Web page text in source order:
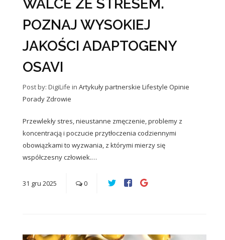
WALCE ZE STRESEM.
POZNAJ WYSOKIEJ
JAKOŚCI ADAPTOGENY
OSAVI
Post by: DigiLife in Artykuły partnerskie Lifestyle Opinie
Porady Zdrowie
Przewlekły stres, nieustanne zmęczenie, problemy z
koncentracją i poczucie przytłoczenia codziennymi
obowiązkami to wyzwania, z którymi mierzy się
współczesny człowiek.…
31 gru 2025 0